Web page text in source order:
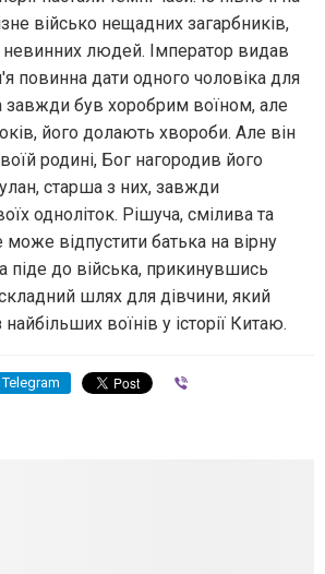
військо нещадних загарбників,
невинних людей. Імператор видав
повинна дати одного чоловіка для
завжди був хоробрим воїном, але
його долають хвороби. Але він
родині, Бог нагородив його
старша з них, завжди
одноліток. Рішуча, смілива та
може відпустити батька на вірну
піде до війська, прикинувшись
шлях для дівчини, який
воїнів у історії Китаю.
Telegram